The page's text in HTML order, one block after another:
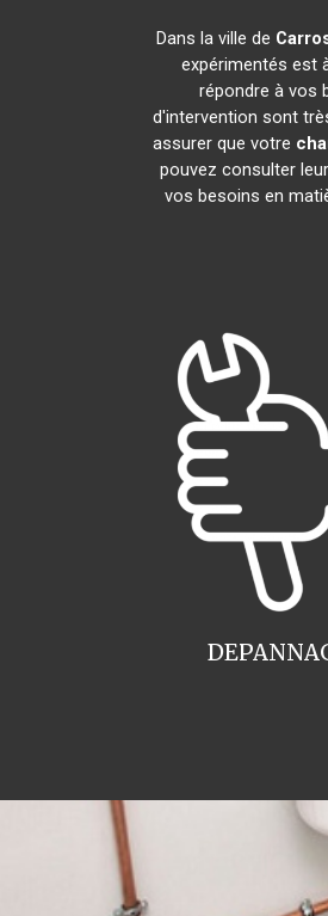
Dans la ville de
expérimentés est
répondre à vos
d'intervention sont
assurer que votre
pouvez consulter
vos besoins en